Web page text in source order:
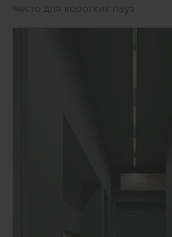
место для коротких пауз